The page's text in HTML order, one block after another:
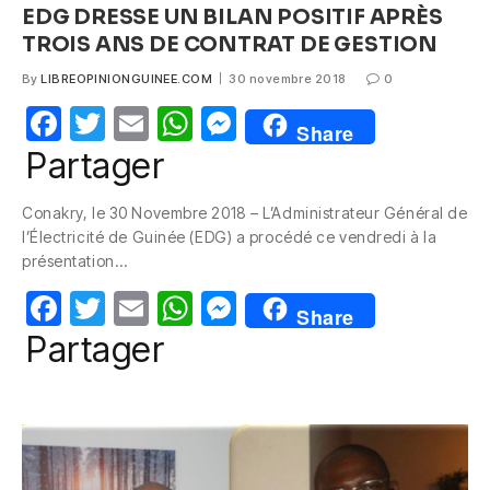
EDG DRESSE UN BILAN POSITIF APRÈS
TROIS ANS DE CONTRAT DE GESTION
By LIBREOPINIONGUINEE.COM 30 novembre 2018 0
F
a
e
b
o
o
k
T
w
itt
er
E
m
W
s
p
p
M
e
e
g
er
Share
Partager
Conakry, le 30 Novembre 2018 – L’Administrateur Général de
l’Électricité de Guinée (EDG) a procédé ce vendredi à la
présentation…
F
a
b
T
w
itt
E
m
W M
e
Share
Partager